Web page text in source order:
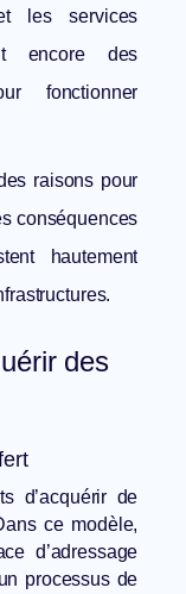
et les services
encore des
fonctionner
raisons pour
conséquences
hautement
des
d’acquérir de
ce modèle,
d’adressage
processus de